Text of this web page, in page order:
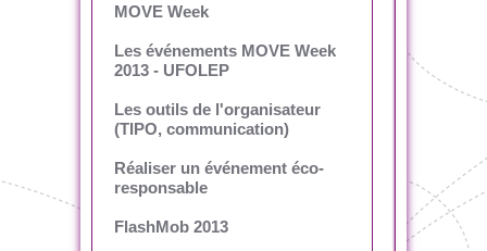
MOVE Week
Les événements MOVE Week
2013 - UFOLEP
Les outils de l'organisateur
(TIPO, communication)
Réaliser un événement éco-
responsable
FlashMob 2013